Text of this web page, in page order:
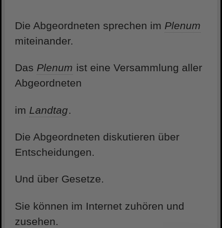
Die Abgeordneten sprechen im Plenum
miteinander.
Das Plenum ist eine Versammlung aller
Abgeordneten
im Landtag.
Die Abgeordneten diskutieren über
Entscheidungen.
Und über Gesetze.
Sie können im Internet zuhören und
zusehen.